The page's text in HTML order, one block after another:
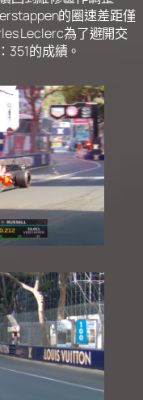
的圈速差距僅
Leclerc為了避開交
351的成績。